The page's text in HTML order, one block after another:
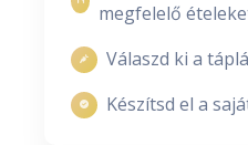
megfelelő
Válaszd ki a
Készítsd el a